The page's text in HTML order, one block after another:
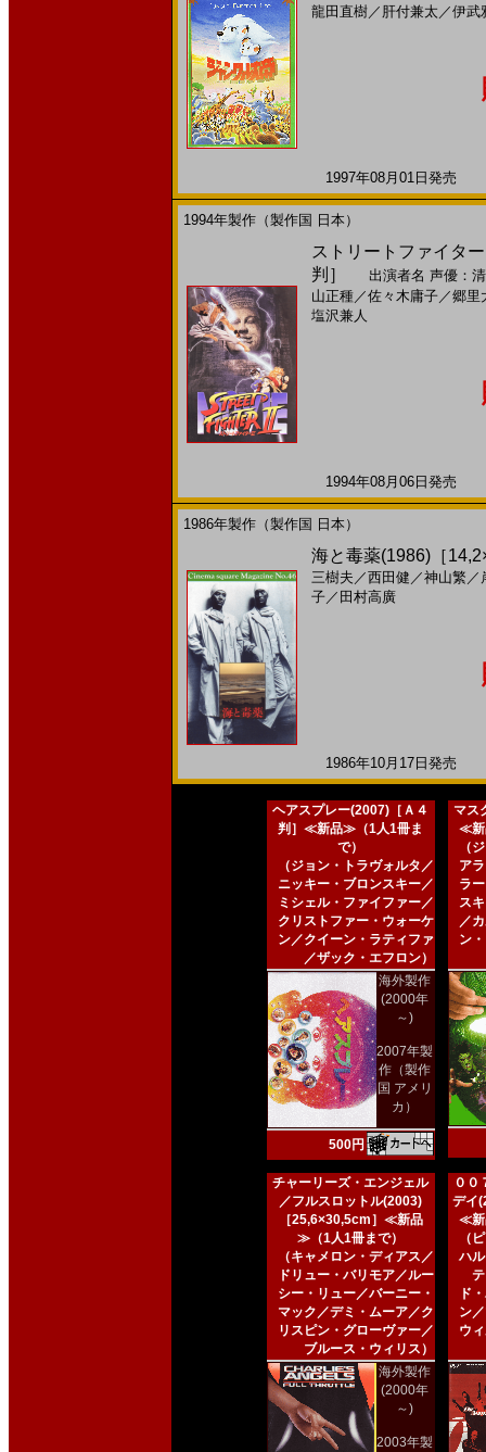
龍田直樹／ 肝付兼太 ／伊武
1997年08月01日発売
1994年製作（製作国 日本）
ストリートファイタ
判］
出演者名 声優：
山正種／佐々木庸子／郷里
塩沢兼人
1994年08月06日発売
1986年製作（製作国 日本）
海と毒薬(1986)［
三樹夫 ／西田健 ／神山繁 ／
子／ 田村高廣
1986年10月17日発売
ヘアスプレー(2007)［Ａ４
判］≪新品≫（1人1冊ま
で）
（ジョン・トラヴォルタ／
ニッキー・ブロンスキー／
ミシェル・ファイファー／
クリストファー・ウォーケ
ン／クイーン・ラティファ
／ザック・エフロン）
海外製作
(2000年
～)
2007年製
作（製作
国 アメリ
カ）
500円
マス
≪新
（
ア
ラ
ス
／
ン
チャーリーズ・エンジェル
／フルスロットル(2003)
［25,6×30,5cm］≪新品
≫（1人1冊まで）
（キャメロン・ディアス／
ドリュー・バリモア／ルー
シー・リュー／バーニー・
マック／デミ・ムーア／ク
リスピン・グローヴァー／
ブルース・ウィリス）
海外製作
(2000年
～)
2003年製
００
デイ
≪新
（
ハ
ド
ン
ウ